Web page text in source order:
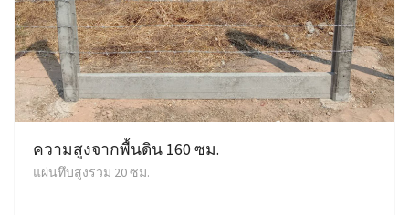
ความสูงจากพื้นดิน 160 ซม.
แผ่นทึบสูงรวม 20 ซม.